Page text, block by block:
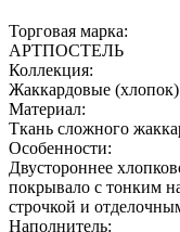
Торговая марка:
АРТПОСТЕЛЬ
Коллекция:
Жаккардовые (хлопок)
Материал:
Ткань сложного
Особенности:
Двустороннее
покрывало с тонким
строчкой и
Наполнитель: